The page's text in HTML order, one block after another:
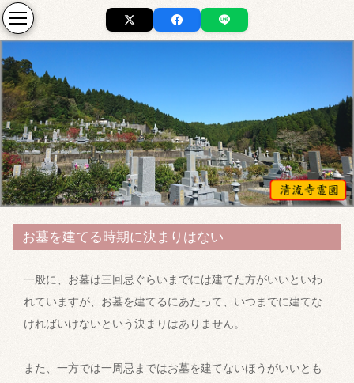
お墓を建てる時期に決まりはない
一般に、お墓は三回忌ぐらいまでには建てた方がいいといわ
れていますが、お墓を建てるにあたって、いつまでに建てな
ければいけないという決まりはありません。
また、一方では一周忌まではお墓を建てないほうがいいとも